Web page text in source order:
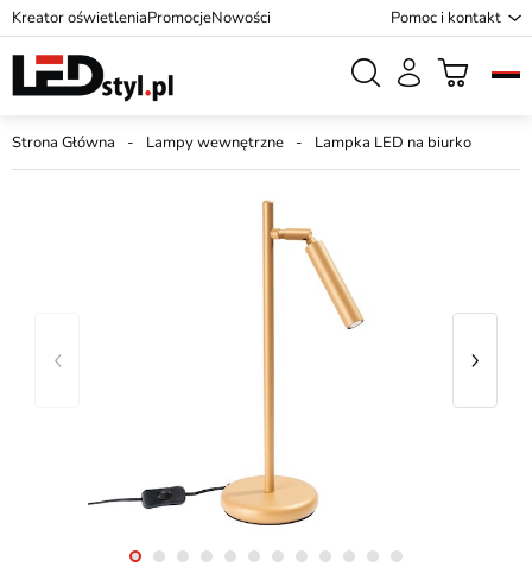
Kreator oświetleniaPromocjeNowości Pomoc i kontakt
Strona Główna Lampy wewnętrzne Lampka LED na biurko